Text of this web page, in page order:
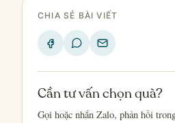
CHIA SẺ BÀI VIẾT
Cần tư vấn chọn quà?
Gọi hoặc nhắn Zalo, phản hồi